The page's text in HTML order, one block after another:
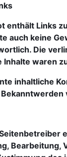
enthält Links
auch keine
Die
Inhalte waren
inhaltliche
Bearbeitung,